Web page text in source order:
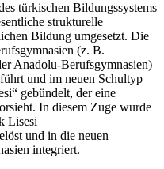
türkischen Bildungssystems
strukturelle
Bildung umgesetzt. Die
(z. B.
Anadolu-Berufsgymnasien)
und im neuen Schultyp
gebündelt, der eine
In diesem Zuge wurde
Lisesi
und in die neuen
integriert.